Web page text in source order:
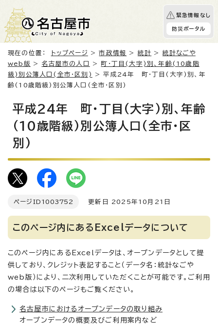
緊急情報なし
防災ポータル
現在の位置： トップページ >市政情報 > 統計 > 統計なごや
web版 > 名古屋市の人口 >
町・丁目(大字)別、年齢(10歳階
級)別公簿人口(全市・区別)
> 平成24年 町・丁目(大字)別、年
齢(10歳階級)別公簿人口(全市・区別)
平成24年 町・丁目(大字)別、年齢
(10歳階級)別公簿人口(全市・区
別)
ページID 1003752 更新日 2025年10月21日
このページ内にあるExcelデータについて
このページ内にあるExcelデータは、オープンデータとして提
供しており、クレジット表記すること（データ名：統計なごや
web版）により、二次利用していただくことが可能です。ご利用
の場合は以下のページもご覧ください。
名古屋市におけるオープンデータの取り組み
オープンデータの概要及びご利用案内など